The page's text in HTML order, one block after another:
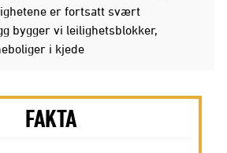
er fortsatt svært
bygger vi leilighetsblokker,
i kjede
FAKTA